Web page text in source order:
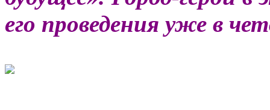
его проведения уже в